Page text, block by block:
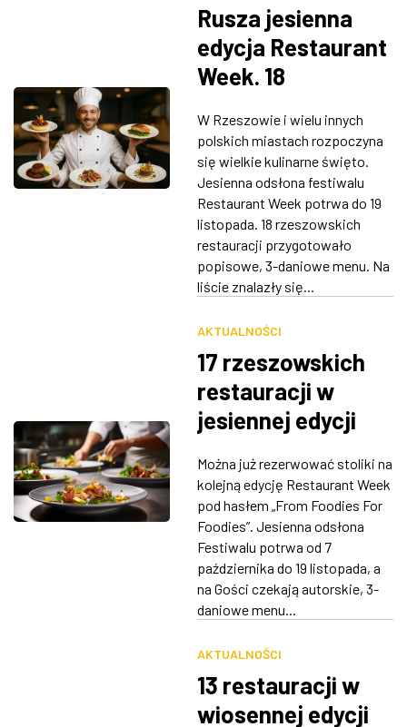
Rusza jesienna
edycja Restaurant
Week. 18
restauracji z
popisowym menu
W Rzeszowie i wielu innych
polskich miastach rozpoczyna
się wielkie kulinarne święto.
Jesienna odsłona festiwalu
Restaurant Week potrwa do 19
listopada. 18 rzeszowskich
restauracji przygotowało
popisowe, 3-daniowe menu. Na
liście znalazły się...
AKTUALNOŚCI
17 rzeszowskich
restauracji w
jesiennej edycji
Ruszyły
rezerwacje!
Można już rezerwować stoliki na
kolejną edycję Restaurant Week
pod hasłem „From Foodies For
Foodies”. Jesienna odsłona
Festiwalu potrwa od 7
października do 19 listopada, a
na Gości czekają autorskie, 3-
daniowe menu...
AKTUALNOŚCI
13 restauracji w
wiosennej edycji